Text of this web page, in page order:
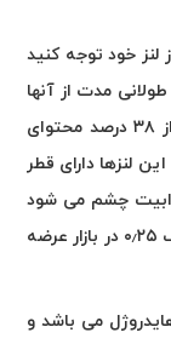
خود توجه کنید
مدت از آنها
استفاده کنید. تمامی لنزهای تماسی آناستازیا، از ۳۸ درصد محتوای
پایه ۸٫۶ می باشند. این لنزها دارای قطر
جذابیت چشم می شود
و همچنین از بازه درجات ۰٫۵۰- تا ۶٫۰۰- با اختلاف ۰٫۲۵ در بازار عرضه
می باشد و